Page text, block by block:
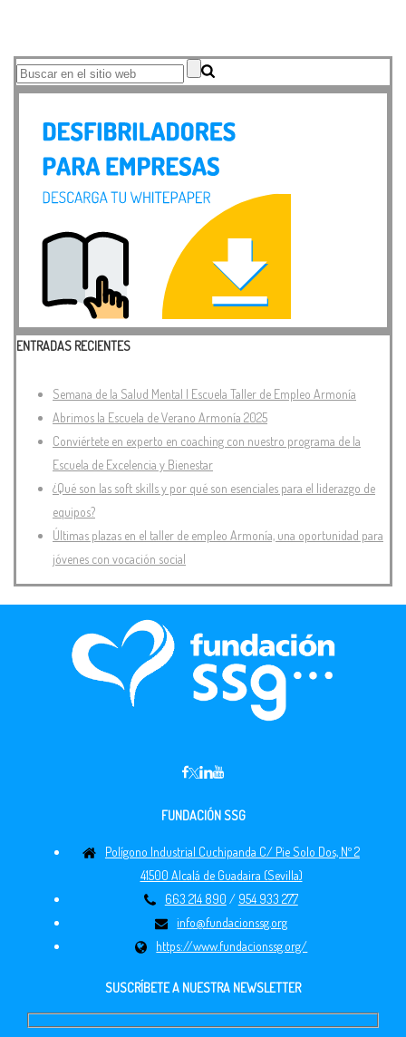
ENTRADAS RECIENTES
Semana de la Salud Mental | Escuela Taller de Empleo Armonía
Abrimos la Escuela de Verano Armonía 2025
Conviértete en experto en coaching con nuestro programa de la
Escuela de Excelencia y Bienestar
¿Qué son las soft skills y por qué son esenciales para el liderazgo de
equipos?
Últimas plazas en el taller de empleo Armonía, una oportunidad para
jóvenes con vocación social
FUNDACIÓN SSG
Polígono Industrial Cuchipanda C/ Pie Solo Dos, Nº 2
41500 Alcalá de Guadaira (Sevilla)
663 214 890 / 954 933 277
info@fundacionssg.org
https://www.fundacionssg.org/
SUSCRÍBETE A NUESTRA NEWSLETTER